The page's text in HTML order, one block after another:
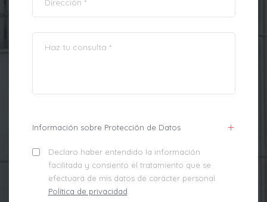
Información sobre Protección de Datos
Declaro haber entendido la información
facilitada y consiento el tratamiento que se
efectuará de mis datos de carácter personal.
Política de privacidad.